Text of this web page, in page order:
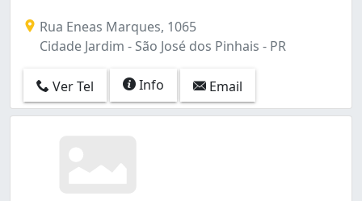
Rua Eneas Marques, 1065
Cidade Jardim - São José dos Pinhais - PR
Ver Tel Info Email